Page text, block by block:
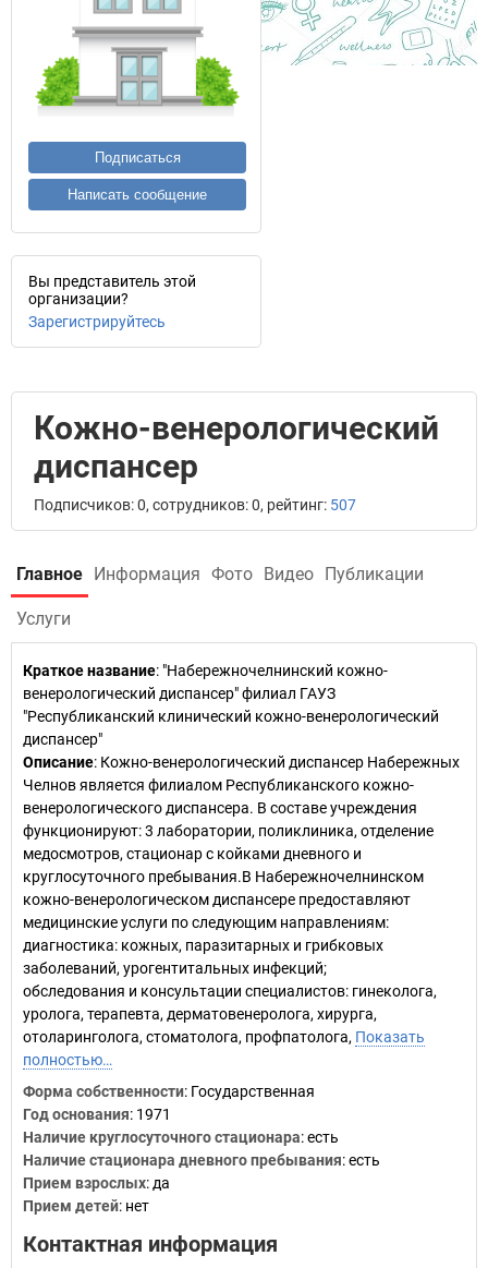
Подписаться
Написать сообщение
Вы представитель этой
организации?
Зарегистрируйтесь
Кожно-венерологический
диспансер
Подписчиков: 0, сотрудников: 0, рейтинг: 507
Главное Информация Фото Видео Публикации
Услуги
Краткое название: "Набережночелнинский кожно-
венерологический диспансер" филиал ГАУЗ
"Республиканский клинический кожно-венерологический
диспансер"
Описание: Кожно-венерологический диспансер Набережных
Челнов является филиалом Республиканского кожно-
венерологического диспансера. В составе учреждения
функционируют: 3 лаборатории, поликлиника, отделение
медосмотров, стационар с койками дневного и
круглосуточного пребывания.В Набережночелнинском
кожно-венерологическом диспансере предоставляют
медицинские услуги по следующим направлениям:
диагностика: кожных, паразитарных и грибковых
заболеваний, урогентитальных инфекций;
обследования и консультации специалистов: гинеколога,
уролога, терапевта, дерматовенеролога, хирурга,
отоларинголога, стоматолога, профпатолога, Показать
полностью…
Форма собственности: Государственная
Год основания: 1971
Наличие круглосуточного стационара: есть
Наличие стационара дневного пребывания: есть
Прием взрослых: да
Прием детей: нет
Контактная информация